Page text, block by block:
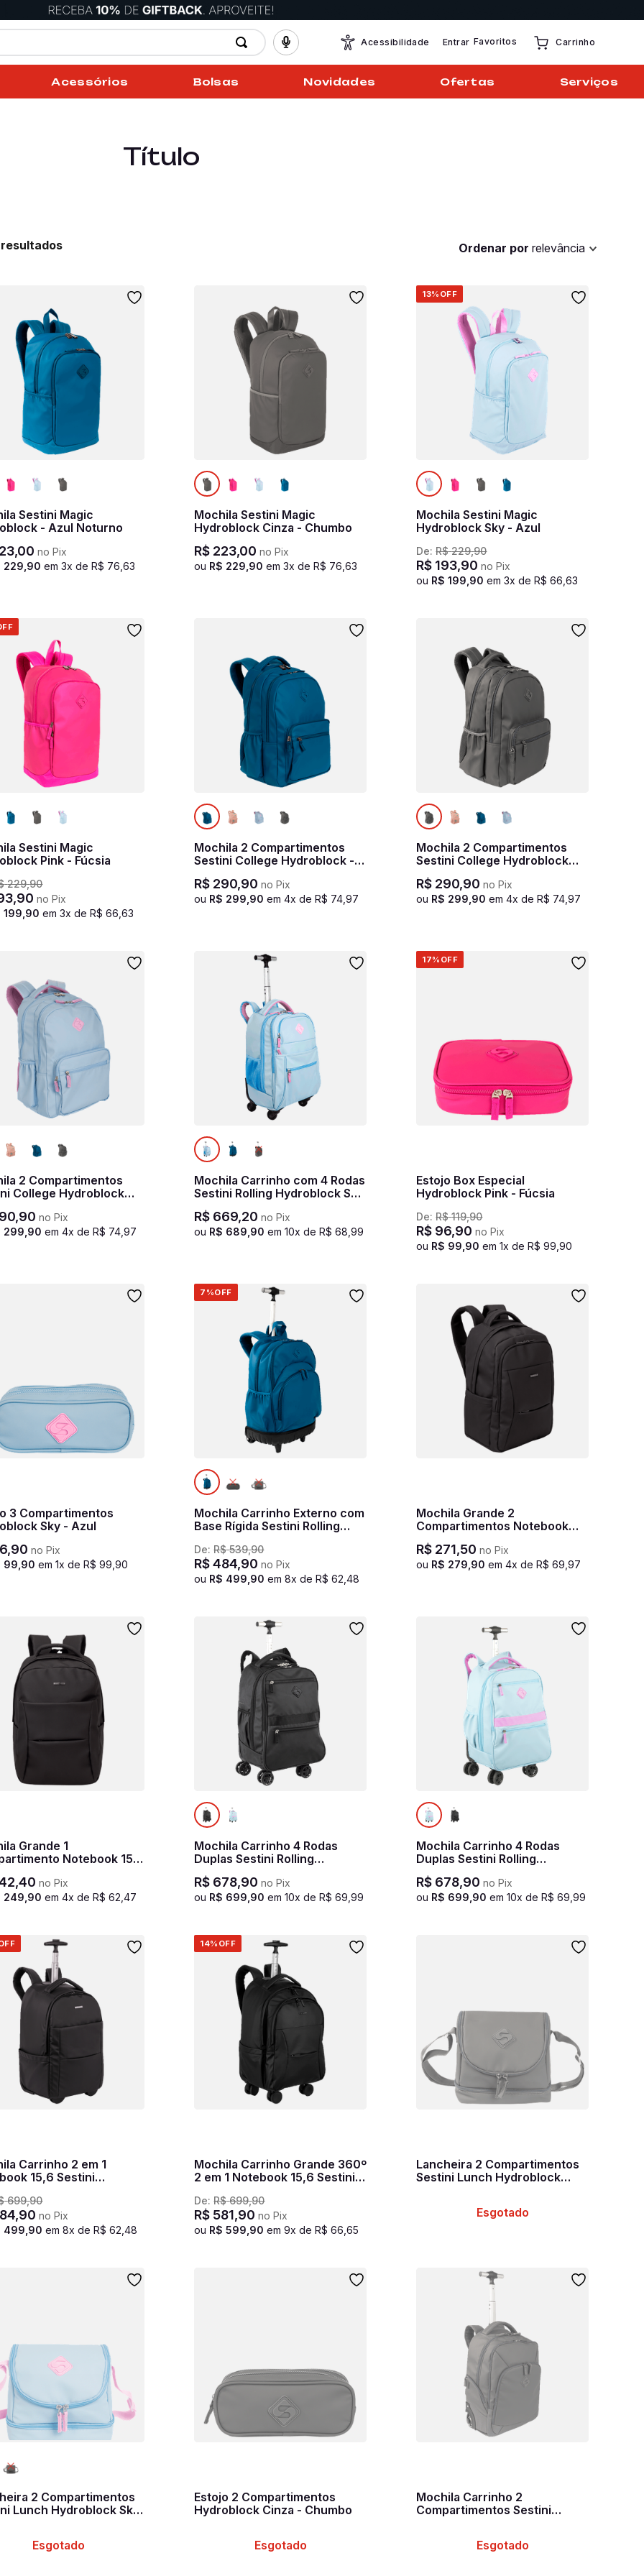
Acessibilidade Entrar Favoritos Carrinho
Acessórios Bolsas Novidades Ofertas Serviços
Título
Ordenar por relevância
Sestini Magic
- Azul Noturno
,00 no Pix
229 90 em3x deR$ 76 ,63
Mochila Sestini Magic
Hydroblock Cinza - Chumbo
R$ 223,00 no Pix
ou R$ 229 90 em3x deR$ 76 ,63
13% OFF
Mochila Sestini Magic
Hydroblock Sky - Azul
De:R$ 229,90
R$ 193,90 no Pix
ou R$ 199 90 em3x deR$ 66 ,63
Sestini Magic
Pink - Fúcsia
229,90
,90 no Pix
199 90 em3x deR$ 66 ,63
Mochila 2 Compartimentos
Sestini College Hydroblock -
Azul Noturno
R$ 290,90 no Pix
ou R$ 299 90 em4x deR$ 74 ,97
Mochila 2 Compartimentos
Sestini College Hydroblock
Cinza - Chumbo
R$ 290,90 no Pix
ou R$ 299 90 em4x deR$ 74 ,97
2 Compartimentos
College Hydroblock
Azul
,90 no Pix
299 90 em4x deR$ 74 ,97
Mochila Carrinho com 4 Rodas
Sestini Rolling Hydroblock Sky
- Azul
R$ 669,20 no Pix
ou R$ 689 90 em10x deR$ 68 ,99
17% OFF
Estojo Box Especial
Hydroblock Pink - Fúcsia
De:R$ 119,90
R$ 96,90 no Pix
ou R$ 99 90 em1x deR$ 99 ,90
3 Compartimentos
Sky - Azul
,90 no Pix
99 90 em1x deR$ 99 ,90
7%OFF
Mochila Carrinho Externo com
Base Rígida Sestini Rolling
De:R$ 539,90
R$ 484,90 no Pix
ou R$ 499 90 em8x deR$ 62 ,48
Mochila Grande 2
Compartimentos Notebook
15,6 Sestini Hydroblock Work
- Preto
R$ 271,50 no Pix
ou R$ 279 90 em4x deR$ 69 ,97
Grande 1
Notebook 15,6
Hydroblock Work -
,40 no Pix
249 90 em4x deR$ 62 ,47
Mochila Carrinho 4 Rodas
Duplas Sestini Rolling
Hydroblock - Preto
R$ 678,90 no Pix
ou R$ 699 90 em10x deR$ 69 ,99
Mochila Carrinho 4 Rodas
Duplas Sestini Rolling
Hydroblock - Sky
R$ 678,90 no Pix
ou R$ 699 90 em10x deR$ 69 ,99
Carrinho 2 em 1
15,6 Sestini
699,90
,90 no Pix
499 90 em8x deR$ 62 ,48
14% OFF
Mochila Carrinho Grande 360º
2 em 1 Notebook 15,6 Sestini
De:R$ 699,90
R$ 581,90 no Pix
ou R$ 599 90 em9x deR$ 66 ,65
Lancheira 2 Compartimentos
Sestini Lunch Hydroblock
Esgotado
2 Compartimentos
Lunch Hydroblock Sky
Esgotado
Estojo 2 Compartimentos
Hydroblock Cinza - Chumbo
Esgotado
Mochila Carrinho 2
Compartimentos Sestini
Esgotado